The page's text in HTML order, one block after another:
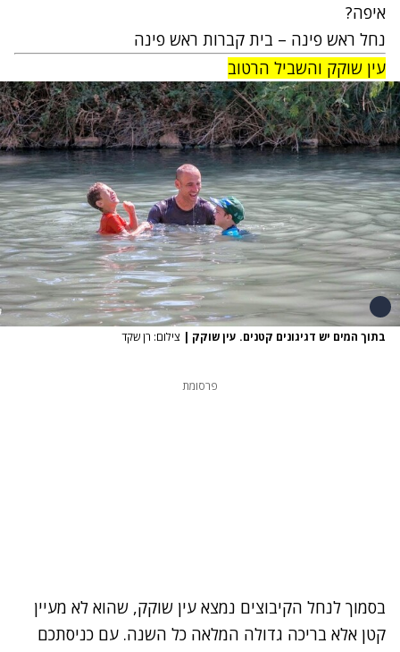
איפה?
נחל ראש פינה – בית קברות ראש פינה
עין שוקק והשביל הרטוב
בתוך המים יש דגיגונים קטנים. עין שוקק | צילום: רן שקד
פרסומת
בסמוך לנחל הקיבוצים נמצא עין שוקק, שהוא לא מעיין
קטן אלא בריכה גדולה המלאה כל השנה. עם כניסתכם